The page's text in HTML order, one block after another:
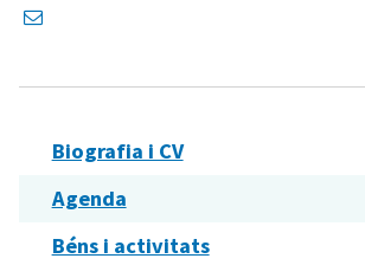
Biografia i CV
Agenda
Béns i activitats